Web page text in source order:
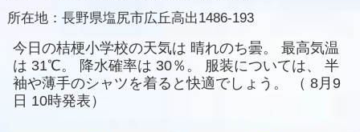
所在地： 長野県塩尻市広丘高出1486-193
今日の桔梗小学校の天気は 晴れのち曇。
最高気温
は 31℃。 降水確率は 30％。 服装については、
半
袖や薄手のシャツを着ると快適でしょう。
（ 8月9
日 10時発表）